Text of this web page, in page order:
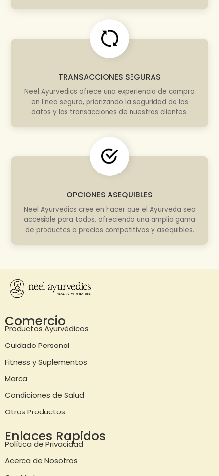
TRANSACCIONES SEGURAS
Neel Ayurvedics ofrece una experiencia de compra
en línea segura, priorizando la seguridad de los
datos y las transacciones de nuestros clientes.
OPCIONES ASEQUIBLES
Neel Ayurvedics cree en hacer que el Ayurveda sea
accesible para todos, ofreciendo una amplia gama
de productos a precios competitivos y asequibles.
Comercio
Productos Ayurvédicos
Cuidado Personal
Fitness y Suplementos
Marca
Condiciones de Salud
Otros Productos
Enlaces Rapidos
Política de Privacidad
Acerca de Nosotros